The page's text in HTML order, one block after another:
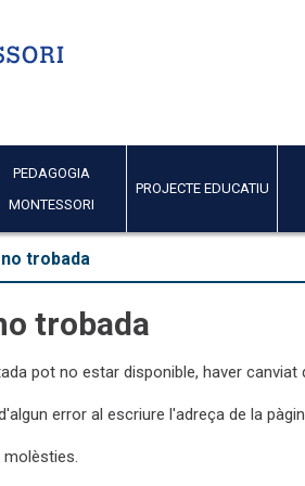
PEDAGOGIA
MONTESSORI
PROJECTE EDUCATIU
trobada
trobada
pot no estar disponible, haver canviat
error al escriure l'adreça de la